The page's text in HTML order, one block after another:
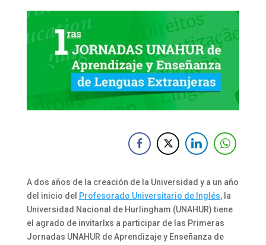
A dos años de la creación de la Universidad y a un año
del inicio del Profesorado Universitario de Inglés, la
Universidad Nacional de Hurlingham (UNAHUR) tiene
el agrado de invitarlxs a participar de las Primeras
Jornadas UNAHUR de Aprendizaje y Enseñanza de